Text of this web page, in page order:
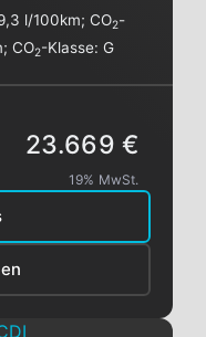
l/100km;CO2-
;CO2-Klasse:G
23.669 €
19% MwSt.